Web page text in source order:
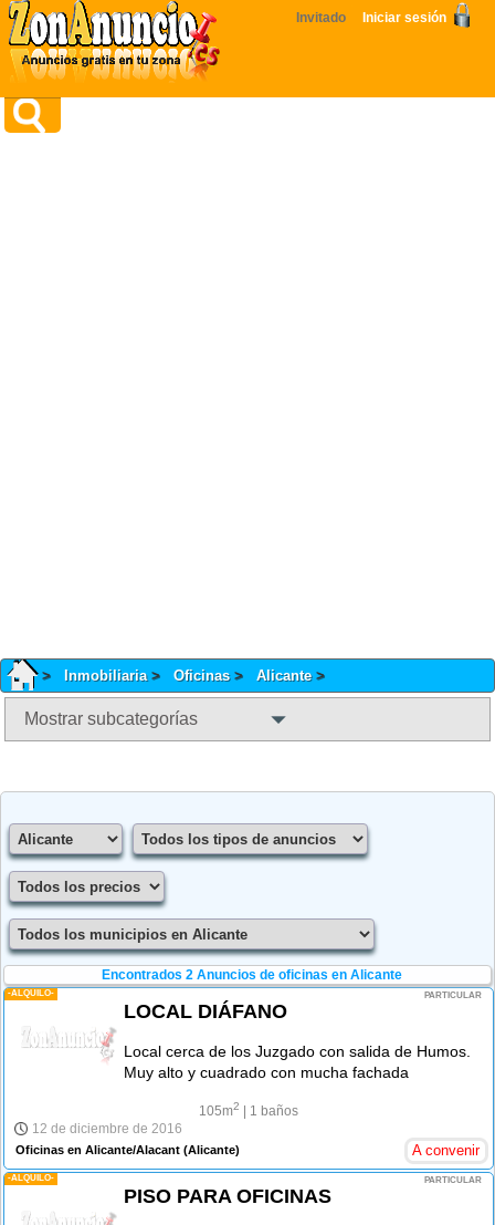
Invitado Iniciar sesión
Inmobiliaria Oficinas Alicante
Mostrar subcategorías
Encontrados 2Anuncios de oficinas en Alicante
-ALQUILO- PARTICULAR
LOCAL DIÁFANO
Local cerca de los Juzgado con salida de Humos.
Muy alto y cuadrado con mucha fachada
105m2
| 1 baños
12 de diciembre de 2016
Oficinas en Alicante/Alacant (Alicante) A convenir
-ALQUILO- PARTICULAR
PISO PARA OFICINAS